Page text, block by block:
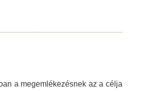
a megemlékezésnek az a célja